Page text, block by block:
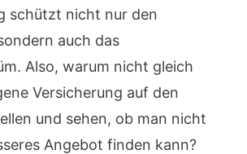
schützt nicht nur den
auch das
Also, warum nicht gleich
Versicherung auf den
und sehen, ob man nicht
Angebot finden kann?